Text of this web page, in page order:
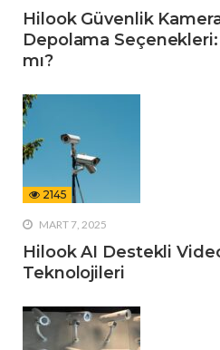
Hilook Güvenlik
Depolama Seçenekleri:
mı?
2145
MART 7, 2025
Hilook AI Destekli
Teknolojileri